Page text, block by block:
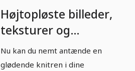
Højtopløste billeder,
teksturer og
overlays: Inferno -
Ild & flammer 3.
Nu kan du nemt antænde en
glødende knitren i dine